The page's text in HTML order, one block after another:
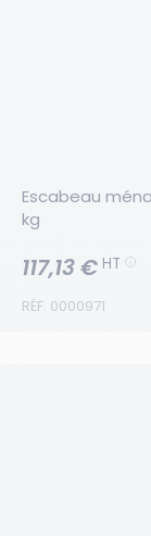
Escabeau
kg
RÉF. 0000971
117,13 € HT